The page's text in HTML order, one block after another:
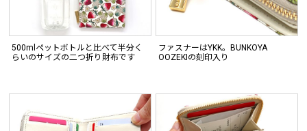
500mlペットボトルと比べて半分く
らいのサイズの二つ折り財布です
ファスナーはYKK。BUNKOYA
OOZEKIの刻印入り